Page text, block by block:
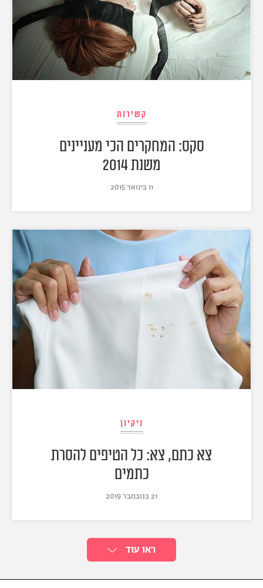
קשירות
סקס: המחקרים הכי מעניינים
משנת 2014
11 בינואר 2015
ניקיון
צא כתם, צא: כל הטיפים להסרת
כתמים
21 בנובמבר 2019
ראו עוד